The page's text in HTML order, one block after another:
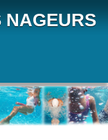
NAGEURS